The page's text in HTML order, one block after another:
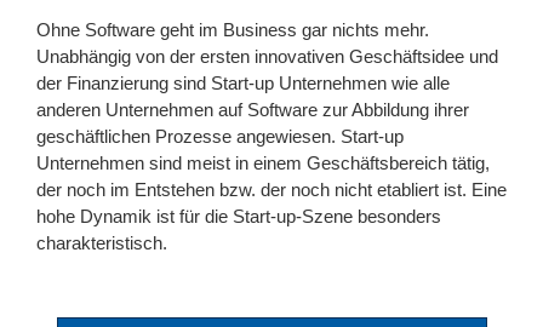
Ohne Software geht im Business gar nichts mehr.
Unabhängig von der ersten innovativen Geschäftsidee und
der Finanzierung sind Start-up Unternehmen wie alle
anderen Unternehmen auf Software zur Abbildung ihrer
geschäftlichen Prozesse angewiesen. Start-up
Unternehmen sind meist in einem Geschäftsbereich tätig,
der noch im Entstehen bzw. der noch nicht etabliert ist. Eine
hohe Dynamik ist für die Start-up-Szene besonders
charakteristisch.